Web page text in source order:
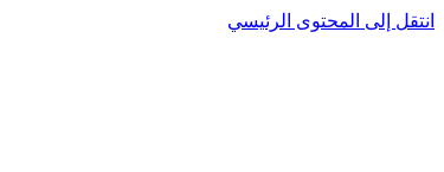
انتقل إلى المحتوى الرئيسي